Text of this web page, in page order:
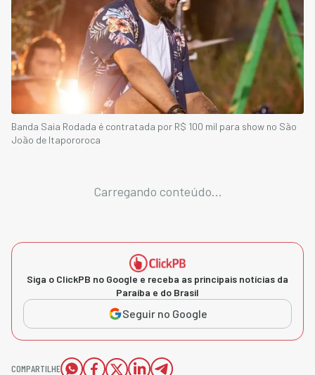
Banda Saia Rodada é contratada por R$ 100 mil para show no São
João de Itapororoca
Carregando conteúdo...
Siga o ClickPB no Google e receba as principais notícias da
Paraíba e do Brasil
Seguir no Google
COMPARTILHE